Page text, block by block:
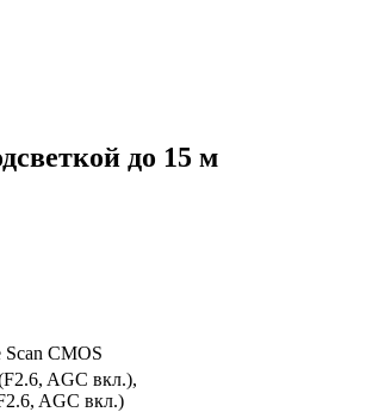
до 15 м
Scan CMOS
AGC вкл.),
AGC вкл.)